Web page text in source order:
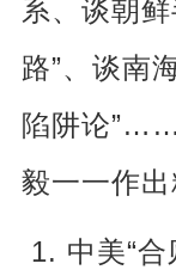
系、谈朝
路”、谈南
陷阱论”……
毅一一作出
1. 中美“合